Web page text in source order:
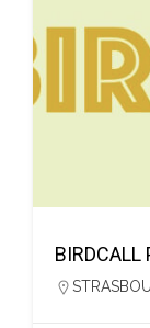
BIRDCALL